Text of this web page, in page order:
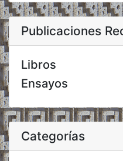
Publicaciones
Libros
Ensayos
Categorías